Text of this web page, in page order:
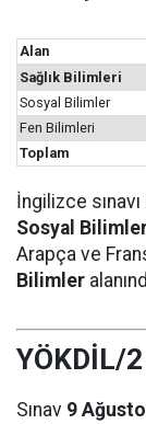
Alan
Sağlık Bilimleri
Sosyal Bilimler
Fen Bilimleri
Toplam
İngilizce sınavı
Sosyal
Arapça ve
Bilimler
YÖKDİL/
Sınav 9